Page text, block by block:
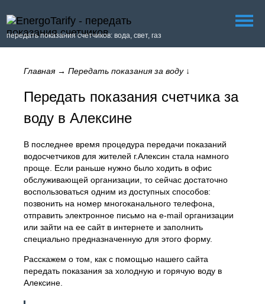
передать показания счетчиков: вода, свет, газ
Главная→ Передать показания за воду↓
Передать показания счетчика за
воду в Алексине
В последнее время процедура передачи показаний
водосчетчиков для жителей г.Алексин стала намного
проще. Если раньше нужно было ходить в офис
обслуживающей организации, то сейчас достаточно
воспользоваться одним из доступных способов:
позвонить на номер многоканального телефона,
отправить электронное письмо на e-mail организации
или зайти на ее сайт в интернете и заполнить
специально предназначенную для этого форму.
Расскажем о том, как с помощью нашего сайта
передать показания за холодную и горячую воду в
Алексине.